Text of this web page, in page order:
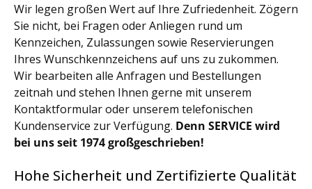
Wir legen großen Wert auf Ihre Zufriedenheit. Zögern
Sie nicht, bei Fragen oder Anliegen rund um
Kennzeichen, Zulassungen sowie Reservierungen
Ihres Wunschkennzeichens auf uns zu zukommen.
Wir bearbeiten alle Anfragen und Bestellungen
zeitnah und stehen Ihnen gerne mit unserem
Kontaktformular oder unserem telefonischen
Kundenservice zur Verfügung. Denn SERVICE wird
bei uns seit 1974 großgeschrieben!
Hohe Sicherheit und Zertifizierte Qualität